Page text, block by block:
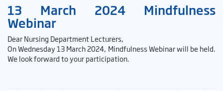
13 March 2024 Mindfulness
Webinar
Dear Nursing Department Lecturers,
On Wednesday 13 March 2024, Mindfulness Webinar will be held.
We look forward to your participation.